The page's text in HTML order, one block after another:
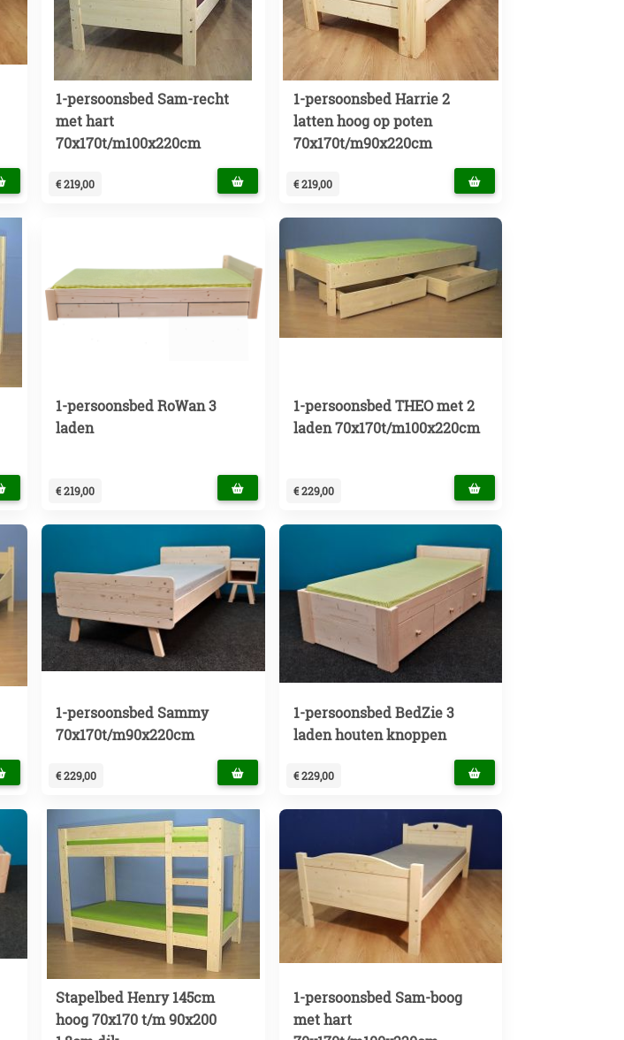
1-persoonsbed Sam-recht
met hart
70x170t/m100x220cm
€ 219,00
1-persoonsbed Harrie 2
latten hoog op poten
70x170t/m90x220cm
€ 219,00
1-persoonsbed RoWan 3
laden
€ 219,00
1-persoonsbed THEO met 2
laden 70x170t/m100x220cm
€ 229,00
1-persoonsbed Sammy
70x170t/m90x220cm
€ 229,00
1-persoonsbed BedZie 3
laden houten knoppen
€ 229,00
Stapelbed Henry 145cm
hoog 70x170 t/m 90x200
1-persoonsbed Sam-boog
met hart